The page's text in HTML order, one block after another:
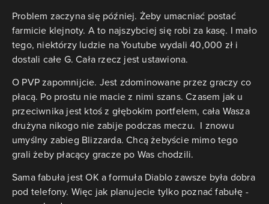
Problem zaczyna się później. Żeby umacniać postać
farmicie klejnoty. A to najszybciej się robi za kasę. I mało
tego, niektórzy ludzie na Youtube wydali 40,000 zł i
dostali całe G. Cała rzecz jest ustawiona.
O PVP zapomnijcie. Jest zdominowane przez graczy co
płacą. Po prostu nie macie z nimi szans. Czasem jak u
przeciwnika jest ktoś z głębokim portfelem, cała Wasza
drużyna nikogo nie zabije podczas meczu. I znowu
umyślny zabieg Blizzarda. Chcą żebyście mimo tego
grali żeby płacący gracze po Was chodzili.
Sama fabuła jest OK a formuła Diablo zawsze była dobra
pod telefony. Więc jak planujecie tylko poznać fabułę -